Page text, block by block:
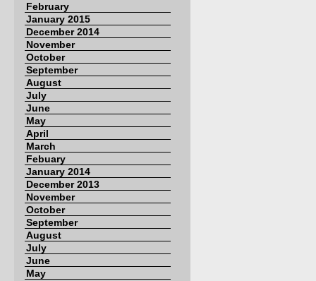
February
January 2015
December 2014
November
October
September
August
July
June
May
April
March
Febuary
January 2014
December 2013
November
October
September
August
July
June
May